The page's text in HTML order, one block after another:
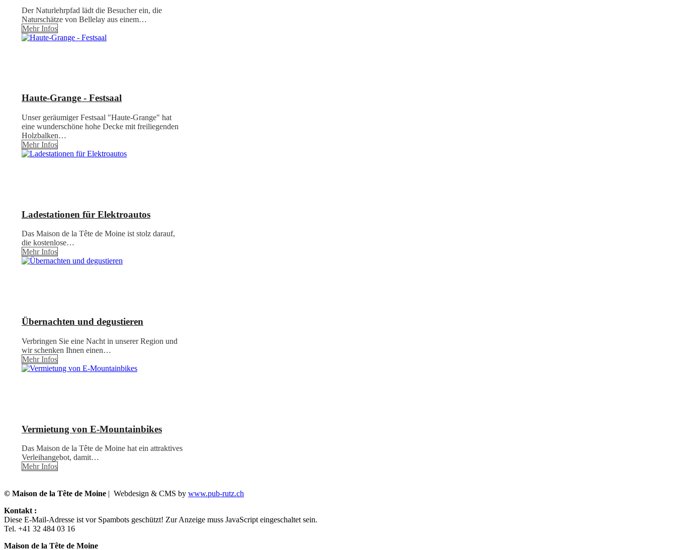
Der Naturlehrpfad lädt die Besucher ein, die
Naturschätze von Bellelay aus einem…
Mehr Infos
Haute-Grange - Festsaal
Unser geräumiger Festsaal "Haute-Grange" hat
eine wunderschöne hohe Decke mit freiliegenden
Holzbalken…
Mehr Infos
Ladestationen für Elektroautos
Das Maison de la Tête de Moine ist stolz darauf,
die kostenlose…
Mehr Infos
Übernachten und degustieren
Verbringen Sie eine Nacht in unserer Region und
wir schenken Ihnen einen…
Mehr Infos
Vermietung von E-Mountainbikes
Das Maison de la Tête de Moine hat ein attraktives
Verleihangebot, damit…
Mehr Infos
© Maison de la Tête de Moine | Webdesign & CMS by www.pub-rutz.ch
Kontakt :
Diese E-Mail-Adresse ist vor Spambots geschützt! Zur Anzeige muss JavaScript eingeschaltet sein.
Tel. +41 32 484 03 16
Maison de la Tête de Moine